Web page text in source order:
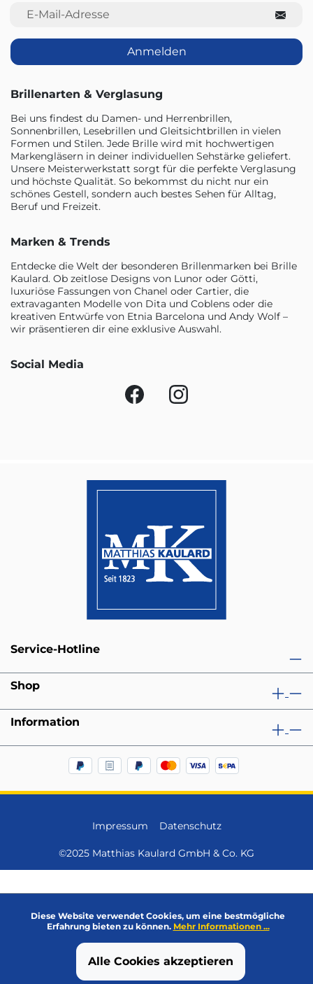
E-Mail-Adresse
Anmelden
Brillenarten & Verglasung
Bei uns findest du Damen- und Herrenbrillen,
Sonnenbrillen, Lesebrillen und Gleitsichtbrillen in vielen
Formen und Stilen. Jede Brille wird mit hochwertigen
Markengläsern in deiner individuellen Sehstärke geliefert.
Unsere Meisterwerkstatt sorgt für die perfekte Verglasung
und höchste Qualität. So bekommst du nicht nur ein
schönes Gestell, sondern auch bestes Sehen für Alltag,
Beruf und Freizeit.
Marken & Trends
Entdecke die Welt der besonderen Brillenmarken bei Brille
Kaulard. Ob zeitlose Designs von Lunor oder Götti,
luxuriöse Fassungen von Chanel oder Cartier, die
extravaganten Modelle von Dita und Coblens oder die
kreativen Entwürfe von Etnia Barcelona und Andy Wolf –
wir präsentieren dir eine exklusive Auswahl.
Social Media
Service-Hotline
Shop
Information
Impressum Datenschutz
©2025 Matthias Kaulard GmbH & Co. KG
Diese Website verwendet Cookies, um eine bestmögliche
Erfahrung bieten zu können. Mehr Informationen ...
Alle Cookies akzeptieren